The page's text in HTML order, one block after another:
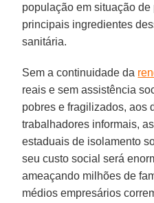
população em situação
principais ingredientes
sanitária.
Sem a continuidade da
reais e sem assistência
pobres e fragilizados, aos
trabalhadores informais,
estaduais de isolamento
seu custo social será
ameaçando milhões de
médios empresários